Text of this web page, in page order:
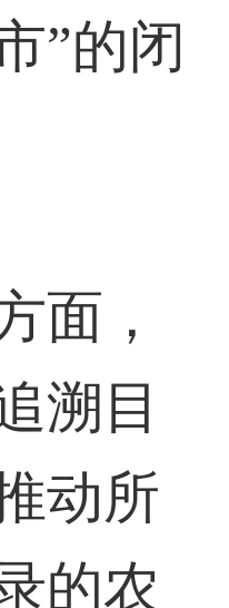
”的闭
，
溯目
动所
的农